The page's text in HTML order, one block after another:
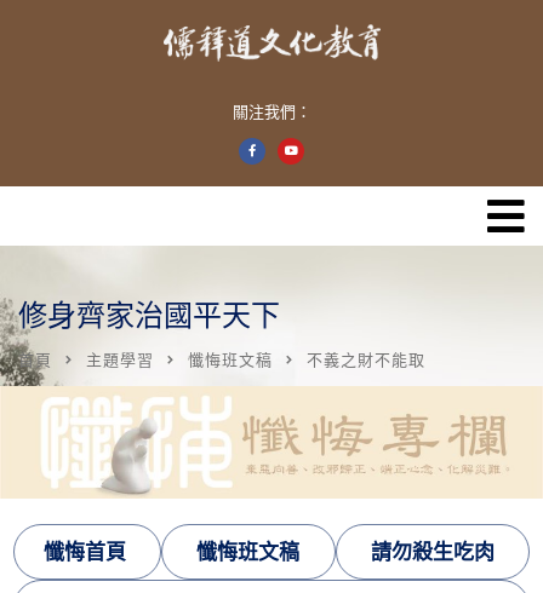
關注我們：
修身齊家治國平天下
首頁 主題學習 懺悔班文稿 不義之財不能取
懺悔首頁 懺悔班文稿 請勿殺生吃肉